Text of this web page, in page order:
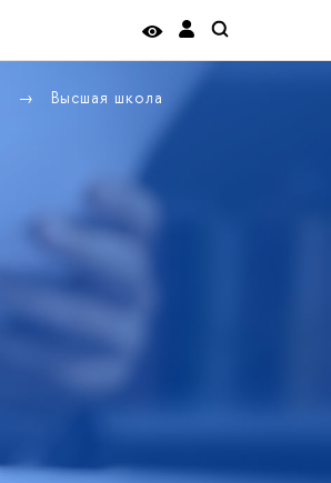
Высшая школа